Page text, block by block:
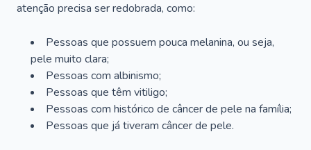
atenção precisa ser redobrada, como:
Pessoas que possuem pouca melanina, ou seja,
pele muito clara;
Pessoas com albinismo;
Pessoas que têm vitiligo;
Pessoas com histórico de câncer de pele na família;
Pessoas que já tiveram câncer de pele.